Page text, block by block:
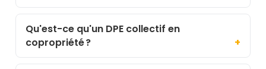
Qu'est-ce qu'un DPE collectif en
copropriété ?